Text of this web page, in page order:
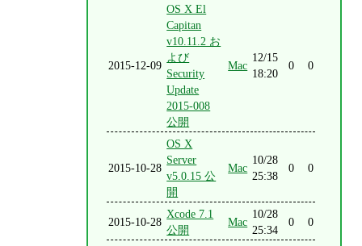
2015-12-09
OS X El
Capitan
v10.11.2 お
よび
Security
Update
2015-008
公開
Mac
12/15
18:20
0 0
2015-10-28
OS X
Server
v5.0.15 公
開
Mac
10/28
25:38
0 0
2015-10-28
Xcode 7.1
公開
Mac
10/28
25:34
0 0